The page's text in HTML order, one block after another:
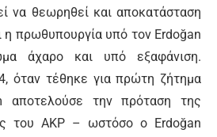
να θεωρηθεί και αποκατάσταση
η πρωθυπουργία υπό τον Erdoğan
άχαρο και υπό εξαφάνιση.
όταν τέθηκε για πρώτη ζήτημα
αποτελούσε την πρόταση της
του ΑΚΡ – ωστόσο ο Erdoğan